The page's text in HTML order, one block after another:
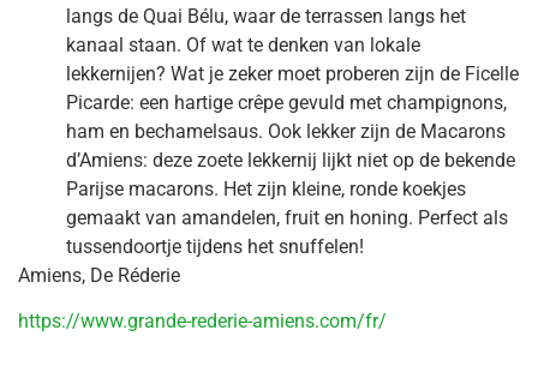
langs de Quai Bélu, waar de terrassen langs het
kanaal staan. Of wat te denken van lokale
lekkernijen? Wat je zeker moet proberen zijn de Ficelle
Picarde: een hartige crêpe gevuld met champignons,
ham en bechamelsaus. Ook lekker zijn de Macarons
d’Amiens: deze zoete lekkernij lijkt niet op de bekende
Parijse macarons. Het zijn kleine, ronde koekjes
gemaakt van amandelen, fruit en honing. Perfect als
tussendoortje tijdens het snuffelen!
Amiens, De Réderie
https://www.grande-rederie-amiens.com/fr/